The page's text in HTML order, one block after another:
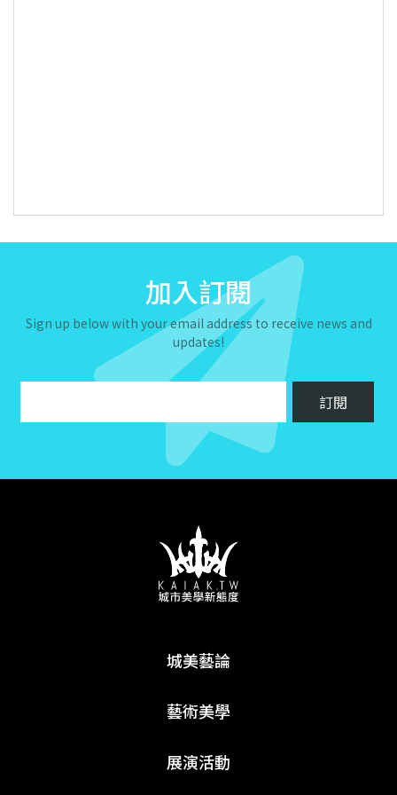
加入訂閱
Sign up below with your email address to receive news and
updates!
城美藝論
藝術美學
展演活動